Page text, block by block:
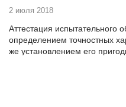
2 июля 2018
Аттестация испытательного
определением точностных
же установлением его